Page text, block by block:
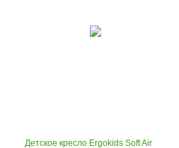
Детское кресло Ergokids Soft Air